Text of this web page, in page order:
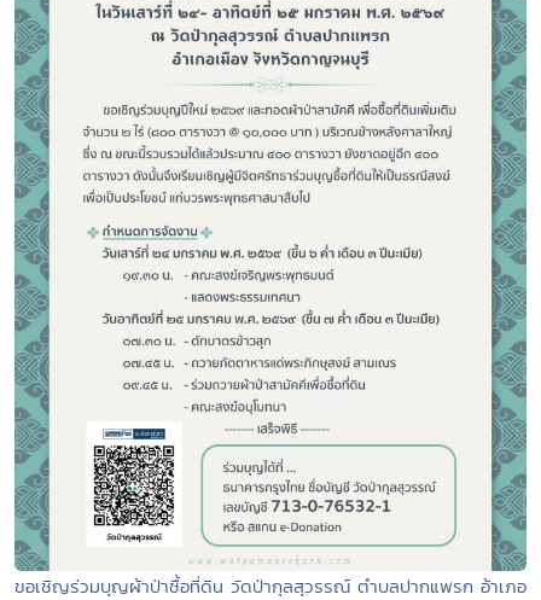
ขอเชิญร่วมบุญผ้าป่าซื้อที่ดิน วัดป่ากุลสุวรรณ์ ตำบลปากแพรก อ้าเภอ